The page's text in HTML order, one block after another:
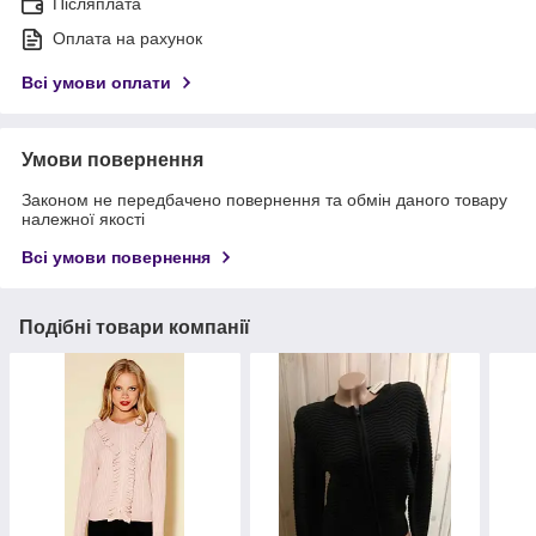
Післяплата
Оплата на рахунок
Всі умови оплати
Умови повернення
Законом не передбачено повернення та обмін даного товару
належної якості
Всі умови повернення
Подібні товари компанії